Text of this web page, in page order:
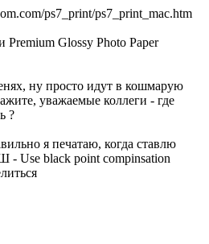
ps7_print/ps7_print_mac.htm
Premium Glossy Photo Paper
ну просто идут в кошмарую
уважаемые коллеги - где
?
я печатаю, когда ставлю
- Use black point compinsation